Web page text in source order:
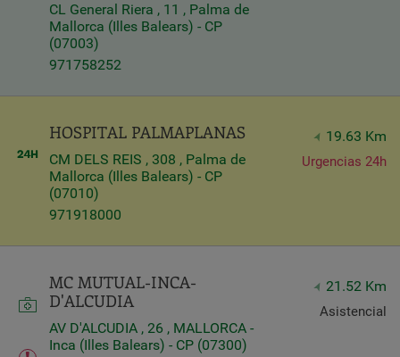
CL General Riera , 11 , Palma de
Mallorca (Illes Balears) - CP
(07003)
971758252
HOSPITAL PALMAPLANAS
CM DELS REIS , 308 , Palma de
Mallorca (Illes Balears) - CP
(07010)
971918000
19.63 Km
Urgencias 24h
MC MUTUAL-INCA-
D'ALCUDIA
AV D'ALCUDIA , 26 , MALLORCA -
Inca (Illes Balears) - CP (07300)
21.52 Km
Asistencial